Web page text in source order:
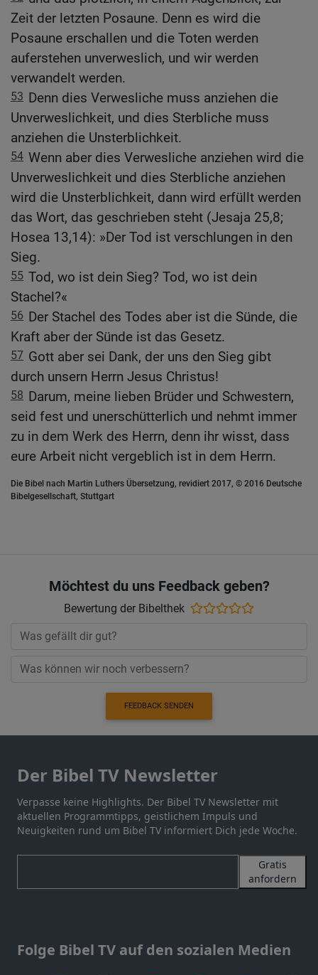
Zeit der letzten Posaune. Denn es wird die
Posaune erschallen und die Toten werden
auferstehen unverweslich, und wir werden
verwandelt werden.
53 Denn dies Verwesliche muss anziehen die
Unverweslichkeit, und dies Sterbliche muss
anziehen die Unsterblichkeit.
54 Wenn aber dies Verwesliche anziehen wird die
Unverweslichkeit und dies Sterbliche anziehen
wird die Unsterblichkeit, dann wird erfüllt werden
das Wort, das geschrieben steht (Jesaja 25,8;
Hosea 13,14): »Der Tod ist verschlungen in den
Sieg.
55 Tod, wo ist dein Sieg? Tod, wo ist dein
Stachel?«
56 Der Stachel des Todes aber ist die Sünde, die
Kraft aber der Sünde ist das Gesetz.
57 Gott aber sei Dank, der uns den Sieg gibt
durch unsern Herrn Jesus Christus!
58 Darum, meine lieben Brüder und Schwestern,
seid fest und unerschütterlich und nehmt immer
zu in dem Werk des Herrn, denn ihr wisst, dass
eure Arbeit nicht vergeblich ist in dem Herrn.
Die Bibel nach Martin Luthers Übersetzung, revidiert 2017, © 2016 Deutsche
Bibelgesellschaft, Stuttgart
Möchtest du uns Feedback geben?
Bewertung der Bibelthek
FEEDBACK SENDEN
Der Bibel TV Newsletter
Verpasse keine Highlights. Der Bibel TV Newsletter mit
aktuellen Programmtipps, geistlichem Impuls und
Neuigkeiten rund um Bibel TV informiert Dich jede Woche.
Gratis
anfordern
Folge Bibel TV auf den sozialen Medien